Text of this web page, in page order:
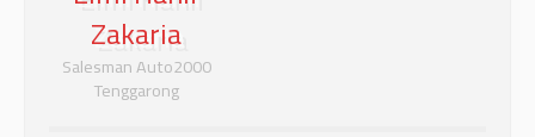
Zakaria
Salesman Auto2000
Tenggarong